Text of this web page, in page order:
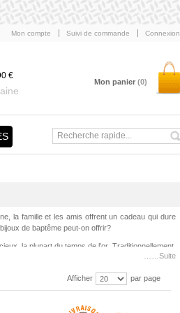
Mon compte Suivi de commande Connexion
€
Mon panier (0)
la famille et les amis offrent un cadeau qui dure
de baptême peut-on offrir?
la plupart du temps de l’or. Traditionnellement,
et la marraine réunis. Elle comporte un symbole :
la vie, « le petit prince » ou tout autre dessin. On
fonction de l’envie ou non des parents d’avoir
……Suite
Afficher par page